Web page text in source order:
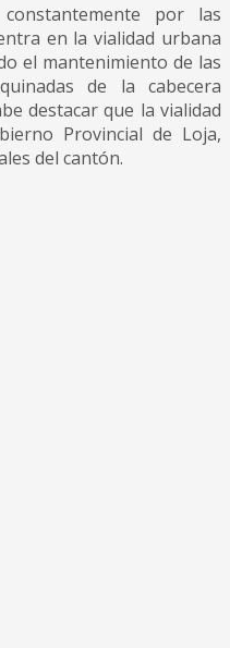
constantemente por las
en la vialidad urbana
el mantenimiento de las
de la cabecera
destacar que la vialidad
Provincial de Loja,
del cantón.